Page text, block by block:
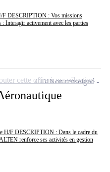
F DESCRIPTION : Vos missions
Interagir activement avec les parties
H/F DESCRIPTION : Dans le cadre du
renforce ses activités en gestion
CDINon renseigné
cette offre à ma sélection